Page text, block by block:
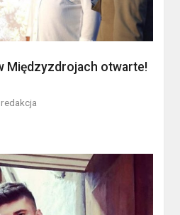
Międzyzdrojach otwarte!
redakcja